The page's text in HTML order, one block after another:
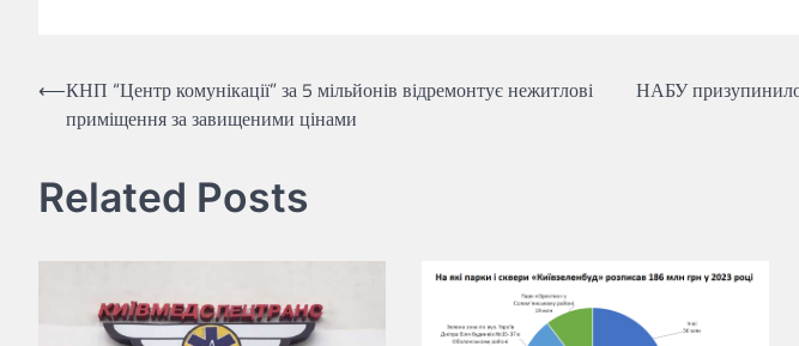
Навігація
записів
⟵КНП “Центр комунікації” за 5 мільйонів відремонтує нежитлові
приміщення за завищеними цінами
НАБУ призупинило
Related Posts